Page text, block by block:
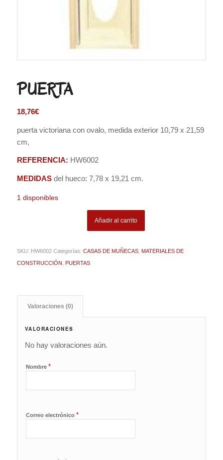
PUERTA
18,76€
puerta victoriana con ovalo, medida exterior 10,79 x 21,59
cm,
REFERENCIA: HW6002
MEDIDASdel hueco: 7,78 x 19,21 cm.
1 disponibles
Añadir al carrito
SKU: HW6002 Categorías: CASAS DE MUÑECAS, MATERIALES DE
CONSTRUCCIÓN
PUERTAS
Valoraciones (0)
VALORACIONES
No hay valoraciones aún.
Nombre *
Correo electrónico *